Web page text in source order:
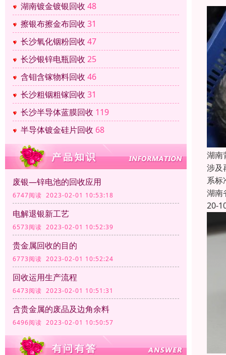
湖南镀金镀银回收 48
擦银布擦金布回收 31
长沙氧化铟粉回收 47
长沙银锌电瓶回收 25
含钼含镓物料回收 46
长沙粗铟粗镓回收 31
长沙半导体蓝膜回收 119
半导体镀金硅片回收 68
废银—锌电池的回收应用
6747阅读 2023-02-01 10:53:18
电解退银新工艺
6573阅读 2023-02-01 10:52:39
贵金属回收的目的
6773阅读 2023-02-01 10:52:24
回收运用生产流程
6473阅读 2023-02-01 10:51:31
含贵金属的废品及边角余料
6496阅读 2023-02-01 10:50:57
湖南
涉及
系标
湖南
20-